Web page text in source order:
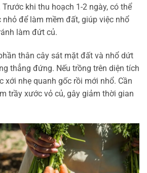
khi thu hoạch 1-2 ngày, có thể
để làm mềm đất, giúp việc nhổ
làm đứt củ.
thân cây sát mặt đất và nhổ dứt
thẳng đứng. Nếu trồng trên diện tích
xới nhẹ quanh gốc rồi mới nhổ. Cần
trầy xước vỏ củ, gây giảm thời gian